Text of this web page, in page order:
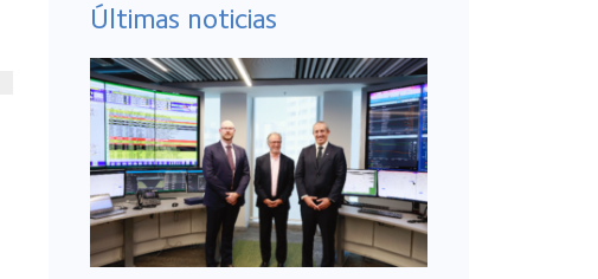
Últimas noticias